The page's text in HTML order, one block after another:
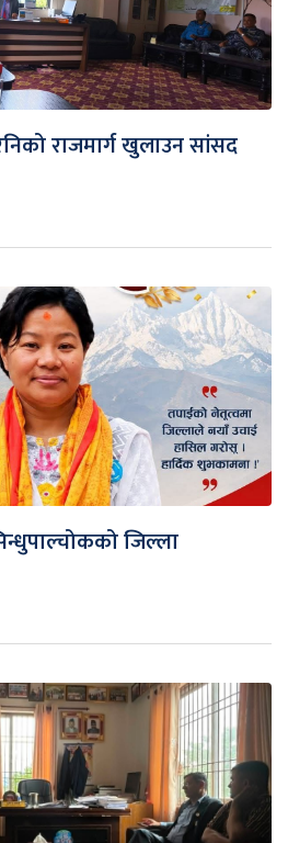
राजमार्ग खुलाउन सांसद
जिल्ला